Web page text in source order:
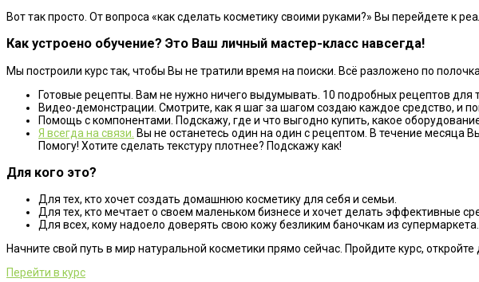
Вот так просто. От вопроса «как сделать косметику своими руками?» Вы перейдете к
Как устроено обучение? Это Ваш личный мастер-класс навсегда!
Мы построили курс так, чтобы Вы не тратили время на поиски. Всё разложено по
Готовые рецепты. Вам не нужно ничего выдумывать. 10 подробных рецептов для
Видео-демонстрации. Смотрите, как я шаг за шагом создаю каждое средство, и
Помощь с компонентами. Подскажу, где и что выгодно купить, какое
Я всегда на связи. Вы не останетесь один на один с рецептом. В течение
Помогу! Хотите сделать текстуру плотнее? Подскажу как!
Для кого это?
Для тех, кто хочет создать домашнюю косметику для себя и семьи.
Для тех, кто мечтает о своем маленьком бизнесе и хочет делать эффективные
Для всех, кому надоело доверять свою кожу безликим баночкам из супермаркета.
Начните свой путь в мир натуральной косметики прямо сейчас. Пройдите курс,
Перейти в курс